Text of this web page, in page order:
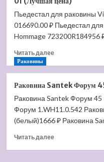
Delafon
Vox
56
EYB102-
(Лучшая
Пьедестал для раковины
016690.00 ₽ Пьедестал
Hommage 723200R184956
Читать далееПрочитать
Пьедестал
для
раковины
Villeroy
&
O'Novo
Раковины
Раковина Santek Форум
Раковина Santek Форум
Форум 1.WH11.0.542
(белый)1666 ₽ Раковина
Читать далееПрочитать